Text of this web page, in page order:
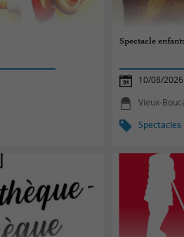
Spectacle
10/08/2026
Vieux-
Spectacles